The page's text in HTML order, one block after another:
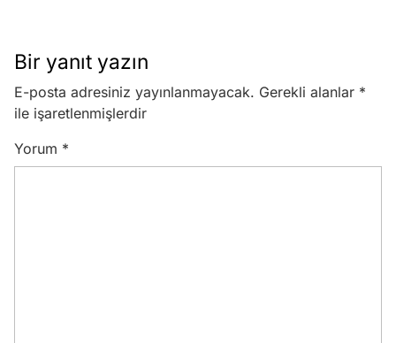
Bir yanıt yazın
E-posta adresiniz yayınlanmayacak. Gerekli alanlar *
ile işaretlenmişlerdir
Yorum *